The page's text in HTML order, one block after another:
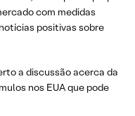
com medidas
positivas sobre
a discussão acerca da
nos EUA que pode